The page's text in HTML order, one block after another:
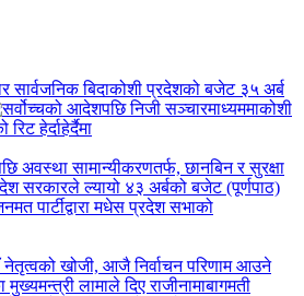
सार्वजनिक बिदाकोशी प्रदेशको बजेट ३५ अर्ब
कोशी
हेर्दाहेर्दैमा
अवस्था सामान्यीकरणतर्फ, छानबिन र सुरक्षा
सरकारले ल्यायो ४३ अर्बको बजेट (पूर्णपाठ)
पार्टीद्वारा मधेस प्रदेश सभाको
नेतृत्वको खोजी, आजै निर्वाचन परिणाम आउने
लामाले दिए राजीनामाबागमती